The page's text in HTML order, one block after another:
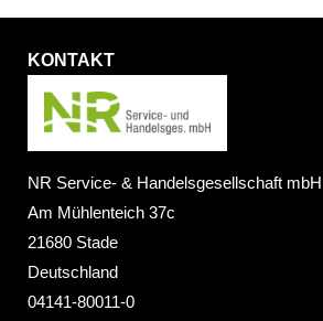
KONTAKT
NR Service- & Handelsgesellschaft mbH
Am Mühlenteich 37c
21680 Stade
Deutschland
04141-80011-0